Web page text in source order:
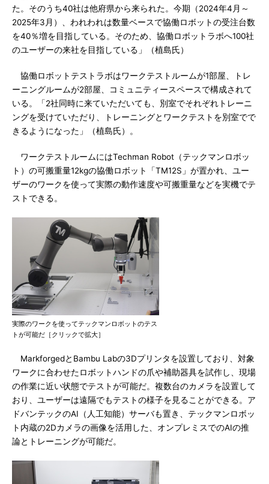
た。そのうち40社は他府県から来られた。今期（2024年4月～
2025年3月）、われわれは数量ベースで協働ロボットの受注台数
を40％増を目指している。そのため、協働ロボットラボへ100社
のユーザーの来社を目指している」（植島氏）
協働ロボットテストラボはワークテストルームが1部屋、トレ
ーニングルームが2部屋、コミュニティースペースで構成されて
いる。「2社同時に来ていただいても、別室でそれぞれトレーニ
ングを受けていただり、トレーニングとワークテストを別室でで
きるようになった」（植島氏）。
ワークテストルームにはTechman Robot（テックマンロボッ
ト）の可搬重量12kgの協働ロボット「TM12S」が置かれ、ユー
ザーのワークを使って実際の動作速度や可搬重量などを実機でテ
ストできる。
実際のワークを使ってテックマンロボットのテス
トが可能だ［クリックで拡大］
MarkforgedとBambu Labの3Dプリンタを設置しており、対象
ワークに合わせたロボットハンドの爪や補助器具を試作し、現場
の作業に近い状態でテストが可能だ。複数台のカメラを設置して
おり、ユーザーは遠隔でもテストの様子を見ることができる。ア
ドバンテックのAI（人工知能）サーバも置き、テックマンロボッ
ト内蔵の2Dカメラの画像を活用した、オンプレミスでのAIの推
論とトレーニングが可能だ。